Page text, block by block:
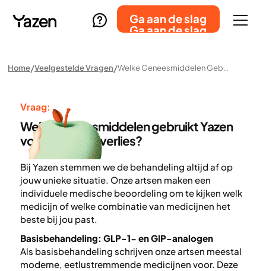
Ga aan de slag
Ga aan de slag
Home Veelgestelde Vragen Welke Geneesmiddelen Gebruikt Yazen Voor Gewichtsverlies?
Vraag:
Welke geneesmiddelen gebruikt Yazen
voor gewichtsverlies?
Bij Yazen stemmen we de behandeling altijd af op
jouw unieke situatie. Onze artsen maken een
individuele medische beoordeling om te kijken welk
medicijn of welke combinatie van medicijnen het
beste bij jou past.
Basisbehandeling: GLP-1- en GIP-analogen
Als basisbehandeling schrijven onze artsen meestal
moderne, eetlustremmende medicijnen voor. Deze